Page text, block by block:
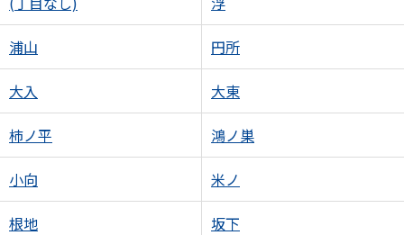
浦山 円所
大入 大東
柿ノ平 鴻ノ巣
小向 米ノ
根地 坂下